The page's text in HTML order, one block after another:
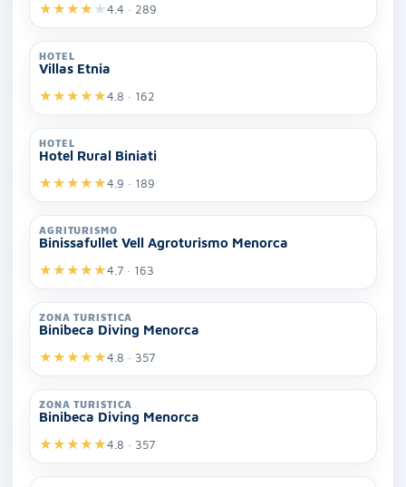
★★★★ ★4.4 · 289
HOTEL
Villas Etnia
★★★★★4.8 · 162
HOTEL
Hotel Rural Biniati
★★★★★4.9 · 189
AGRITURISMO
Binissafullet Vell Agroturismo Menorca
★★★★★4.7 · 163
ZONA TURISTICA
Binibeca Diving Menorca
★★★★★4.8 · 357
ZONA TURISTICA
Binibeca Diving Menorca
★★★★★4.8 · 357